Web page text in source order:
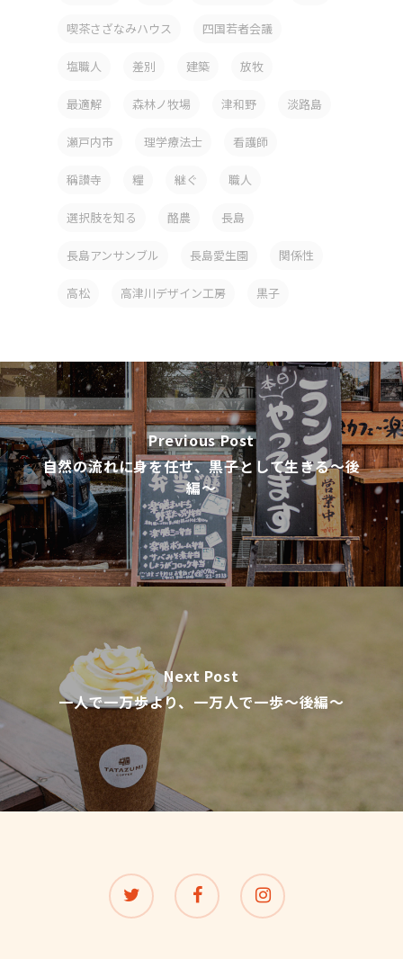
喫茶さざなみハウス 四国若者会議
塩職人 差別 建築 放牧
最適解 森林ノ牧場 津和野 淡路島
瀬戸内市 理学療法士 看護師
稱讃寺 糧 継ぐ 職人
選択肢を知る 酪農 長島
長島アンサンブル 長島愛生園 関係性
高松 高津川デザイン工房 黒子
Previous Post
自然の流れに身を任せ、黒子として生きる〜後
編〜
Next Post
一人で一万歩より、一万人で一歩〜後編〜